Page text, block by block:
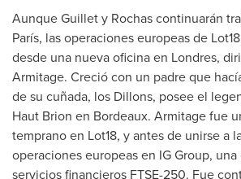
Aunque Guillet y Rochas continuarán
París, las operaciones europeas de
desde una nueva oficina en Londres,
Armitage. Creció con un padre que
de su cuñada, los Dillons, posee el
Haut Brion en Bordeaux. Armitage fue
temprano en Lot18, y antes de unirse a
operaciones europeas en IG Group,
servicios financieros FTSE-250. Fue